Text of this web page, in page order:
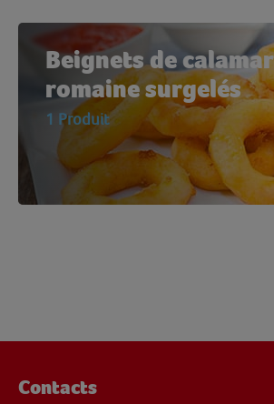
Beignets de
romaine surgelés
1 Produit
Contacts